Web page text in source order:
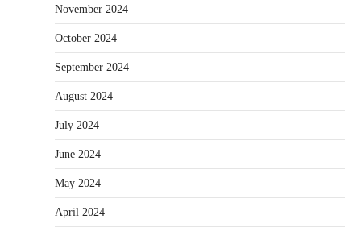
November 2024
October 2024
September 2024
August 2024
July 2024
June 2024
May 2024
April 2024